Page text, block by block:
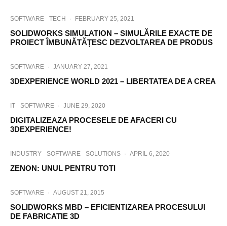
SOFTWARE TECH · FEBRUARY 25, 2021
SOLIDWORKS SIMULATION – SIMULĂRILE EXACTE DE
PROIECT ÎMBUNĂTĂȚESC DEZVOLTAREA DE PRODUS
SOFTWARE · JANUARY 27, 2021
3DEXPERIENCE WORLD 2021 – LIBERTATEA DE A CREA
IT SOFTWARE · JUNE 29, 2020
DIGITALIZEAZA PROCESELE DE AFACERI CU
3DEXPERIENCE!
INDUSTRY SOFTWARE SOLUTIONS · APRIL 6, 2020
ZENON: UNUL PENTRU TOTI
SOFTWARE · AUGUST 21, 2015
SOLIDWORKS MBD – EFICIENTIZAREA PROCESULUI
DE FABRICATIE 3D